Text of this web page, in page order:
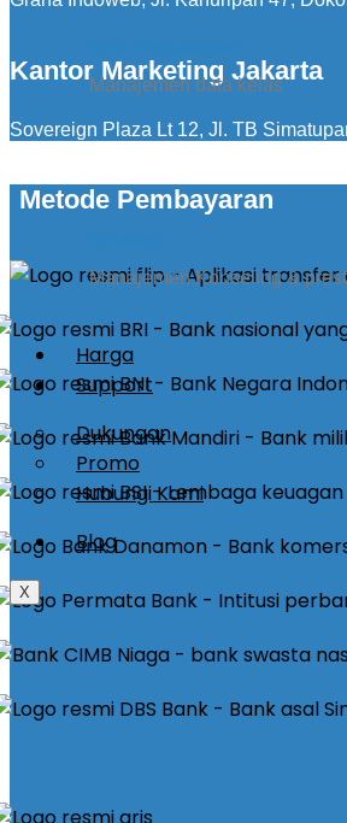
Manajemen data kelas
Manajemen Konseling &
Harga
Support
Dukungan
Promo
Hubungi Kami
Blog
X
Kantor Marketing Jakarta
Sovereign Plaza Lt 12, Jl. TB
Metode Pembayaran